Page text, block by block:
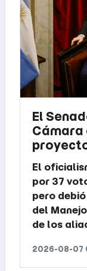
El
Cámara
El
por 37
pero
del
de los
2026-08-07